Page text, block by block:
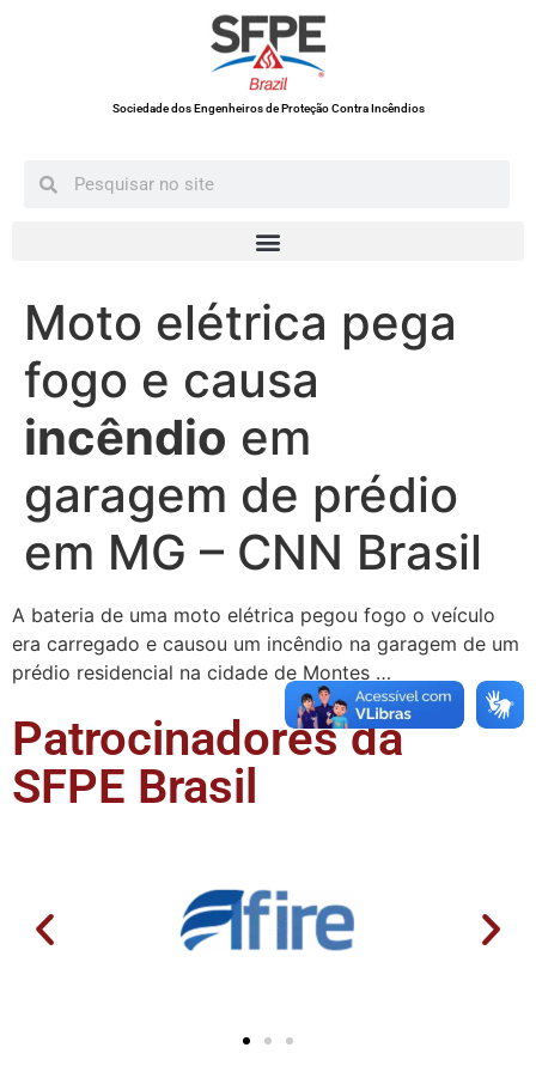
Sociedade dos Engenheiros de Proteção Contra Incêndios
Moto elétrica pega
fogo e causa
incêndio em
garagem de prédio
em MG – CNN Brasil
A bateria de uma moto elétrica pegou fogo o veículo
era carregado e causou um incêndio na garagem de um
prédio residencial na cidade de Montes …
Patrocinadores da
SFPE Brasil